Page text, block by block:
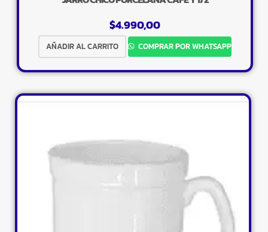
$4.990,00
AÑADIR AL CARRITO COMPRAR POR WHATSAPP